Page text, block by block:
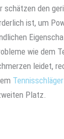
den
ist, um
wie dem
leidet,
Platz.